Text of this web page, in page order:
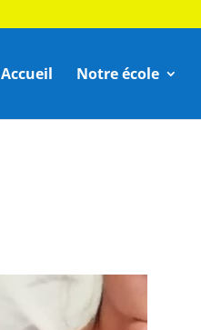
Accueil Notre école